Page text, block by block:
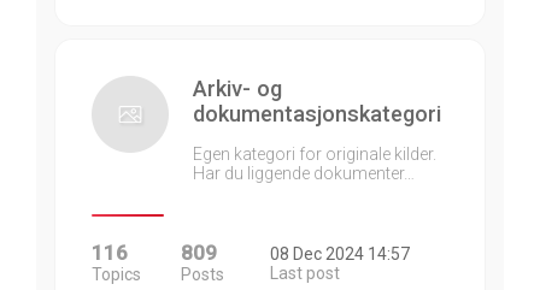
Arkiv- og
dokumentasjonskategori
Egen kategori for originale kilder.
Har du liggende dokumenter…
116
Topics
809
Posts
08 Dec 2024 14:57
Last post